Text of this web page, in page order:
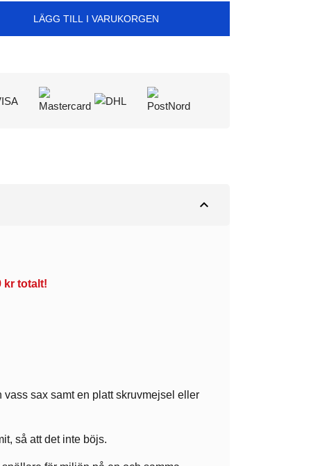
LÄGG TILL I VARUKORGEN
expand_less
kr totalt!
vass sax samt en platt skruvmejsel eller
så att det inte böjs.